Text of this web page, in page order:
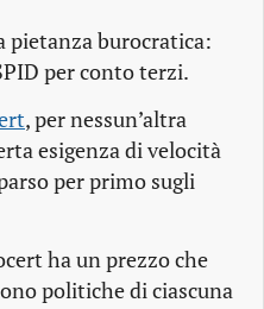
pietanza burocratica:
per conto terzi.
, per nessun’altra
esigenza di velocità
per primo sugli
ha un prezzo che
politiche di ciascuna